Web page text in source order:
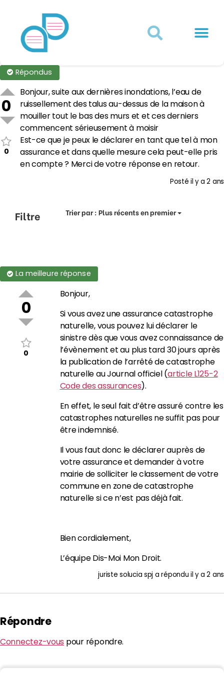
Répondus
0
0
Bonjour, suite aux dernières inondations, l’eau de
ruissellement des talus au-dessus de la maison à
mouiller tout le bas des murs et et ces derniers
commencent sérieusement à moisir
Est-ce que je peux le déclarer en tant que tel à mon
assurance et dans quelle mesure cela peut-elle pris
en compte ? Merci de votre réponse en retour.
Postéil y a 2 ans
Filtre Trier par :Plus récents en premier
La meilleure réponse
0
0
Bonjour,
Si vous avez une assurance catastrophe
naturelle, vous pouvez lui déclarer le
sinistre dès que vous avez connaissance de
l’évènement et au plus tard 30 jours après
la publication de l’arrêté de catastrophe
naturelle au Journal officiel (article L125-2
Code des assurances).
En effet, le seul fait d’être assuré contre les
catastrophes naturelles ne suffit pas pour
être indemnisé.
Il vous faut donc le déclarer auprès de
votre assurance et demander à votre
mairie de solliciter le classement de votre
commune en zone de catastrophe
naturelle si ce n’est pas déjà fait.
Bien cordialement,
L’équipe Dis-Moi Mon Droit.
juriste solucia spj a réponduil y a 2 ans
Répondre
Connectez-vous pour répondre.